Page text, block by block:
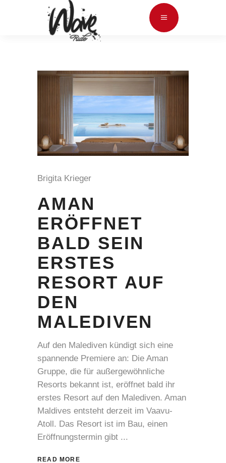
Brigita Krieger
AMAN
ERÖFFNET
BALD SEIN
ERSTES
RESORT AUF
DEN
MALEDIVEN
Auf den Malediven kündigt sich eine
spannende Premiere an: Die Aman
Gruppe, die für außergewöhnliche
Resorts bekannt ist, eröffnet bald ihr
erstes Resort auf den Malediven. Aman
Maldives entsteht derzeit im Vaavu-
Atoll. Das Resort ist im Bau, einen
Eröffnungstermin gibt
READ MORE